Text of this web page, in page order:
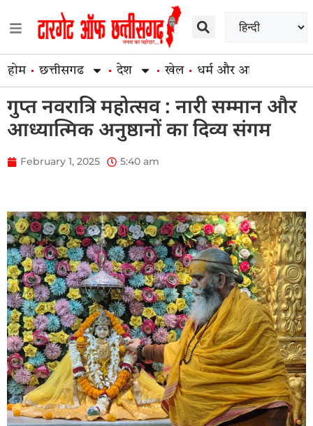
होम छत्तीसगढ देश खेल धर्म और आस्था
गुप्त नवरात्रि महोत्सव : नारी सम्मान और
आध्यात्मिक अनुष्ठानों का दिव्य संगम
February 1, 2025 5:40 am